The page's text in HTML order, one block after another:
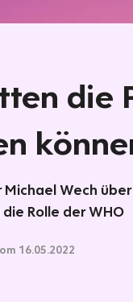
die
Wech
Rolle der WHO
16.05.2022